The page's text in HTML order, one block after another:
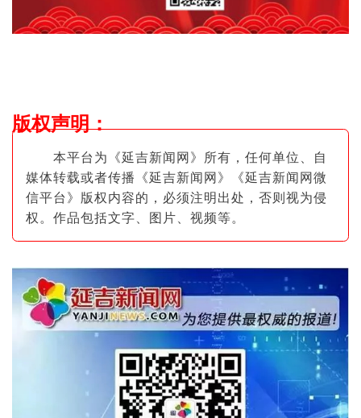
版权声明：
本平台为《延吉新闻网》所有，任何单位、自
媒体转载或者传播《延吉新闻网》《延吉新闻网微
信平台》版权内容的，必须注明出处，否则视为侵
权。作品包括文字、图片 、视频等。